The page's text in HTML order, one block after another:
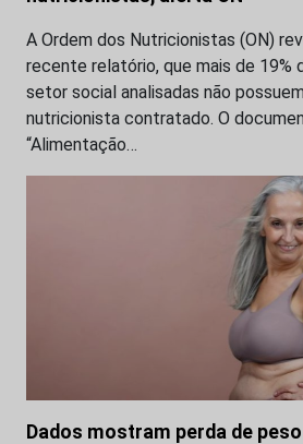
A Ordem dos Nutricionistas (ON)
recente relatório, que mais de 19%
setor social analisadas não
nutricionista contratado. O
“Alimentação…
Dados mostram perda de